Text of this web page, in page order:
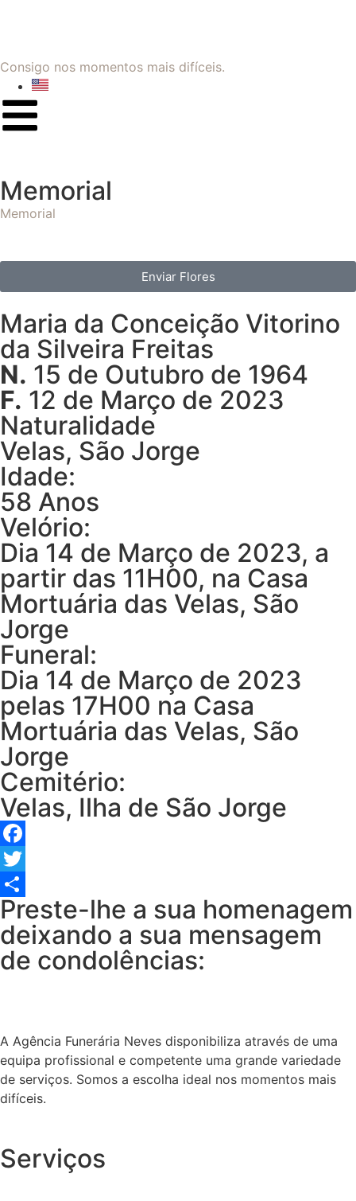
Consigo nos momentos mais difíceis.
Memorial
Memorial
Enviar Flores
Maria da Conceição Vitorino
da Silveira Freitas
N. 15 de Outubro de 1964
F. 12 de Março de 2023
Naturalidade
Velas, São Jorge
Idade:
58 Anos
Velório:
Dia 14 de Março de 2023, a
partir das 11H00, na Casa
Mortuária das Velas, São
Jorge
Funeral:
Dia 14 de Março de 2023
pelas 17H00 na Casa
Mortuária das Velas, São
Jorge
Cemitério:
Velas, Ilha de São Jorge
Facebook
Twitter
Share
Preste-lhe a sua homenagem
deixando a sua mensagem
de condolências:
A Agência Funerária Neves disponibiliza através de uma
equipa profissional e competente uma grande variedade
de serviços. Somos a escolha ideal nos momentos mais
difíceis.
Serviços